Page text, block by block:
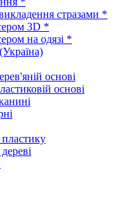
стразами *
3D *
на одязі *
основі
основі